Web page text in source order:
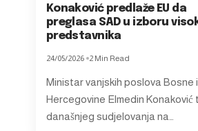
Konaković predlaže EU da
preglasa SAD u izboru
predstavnika
24/05/2026 2 Min Read
Ministar vanjskih poslova Bosne i
Hercegovine Elmedin Konaković
današnjeg sudjelovanja na…